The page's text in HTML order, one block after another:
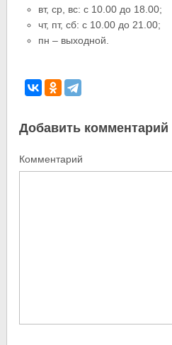
вт, ср, вс: с 10.00 до 18.00;
чт, пт, сб: с 10.00 до 21.00;
пн – выходной.
Добавить комментарий
Комментарий